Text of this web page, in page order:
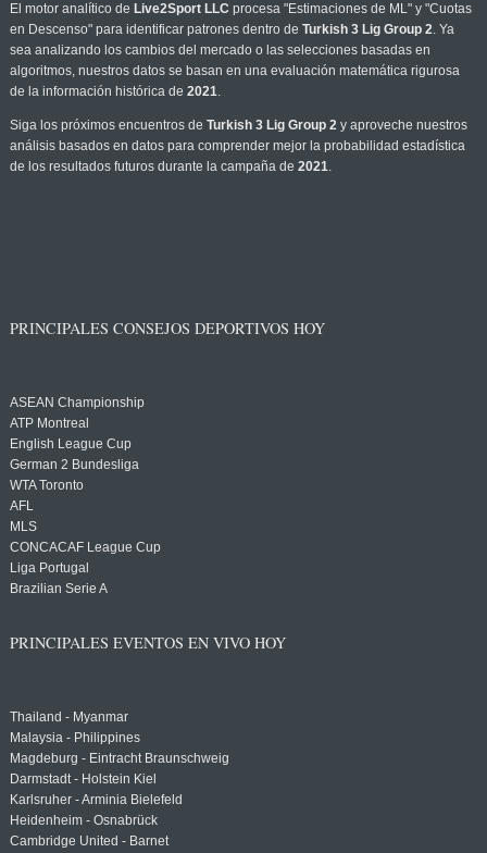
El motor analítico de Live2Sport LLC procesa "Estimaciones de ML" y "Cuotas
en Descenso" para identificar patrones dentro de Turkish 3 Lig Group 2. Ya
sea analizando los cambios del mercado o las selecciones basadas en
algoritmos, nuestros datos se basan en una evaluación matemática rigurosa
de la información histórica de 2021.
Siga los próximos encuentros de Turkish 3 Lig Group 2y aproveche nuestros
análisis basados en datos para comprender mejor la probabilidad estadística
de los resultados futuros durante la campaña de 2021.
PRINCIPALES CONSEJOS DEPORTIVOS HOY
ASEAN Championship
ATP Montreal
English League Cup
German 2 Bundesliga
WTA Toronto
AFL
MLS
CONCACAF League Cup
Liga Portugal
Brazilian Serie A
PRINCIPALES EVENTOS EN VIVO HOY
Thailand - Myanmar
Malaysia - Philippines
Magdeburg - Eintracht Braunschweig
Darmstadt - Holstein Kiel
Karlsruher - Arminia Bielefeld
Heidenheim - Osnabrück
Cambridge United - Barnet